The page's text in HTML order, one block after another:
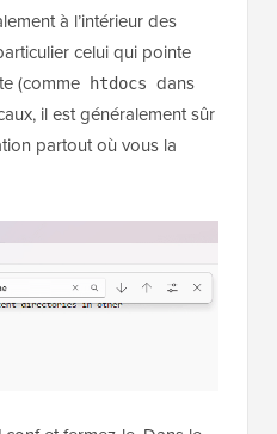
à l’intérieur des
celui qui pointe
(comme
htdocs dans
il est généralement sûr
partout où vous la